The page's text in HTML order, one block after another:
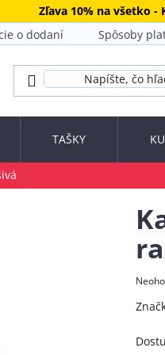
Zľava 10% na všetko -
o dodaní Spôsoby
TAŠKY